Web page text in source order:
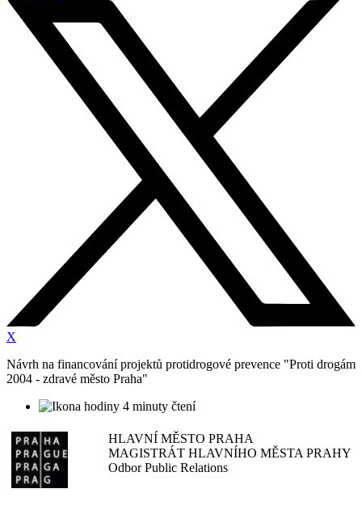
X
Návrh na financování projektů protidrogové prevence "Proti drogám
2004 - zdravé město Praha"
4 minuty čtení
HLAVNÍ MĚSTO PRAHA
MAGISTRÁT HLAVNÍHO MĚSTA PRAHY
Odbor Public Relations